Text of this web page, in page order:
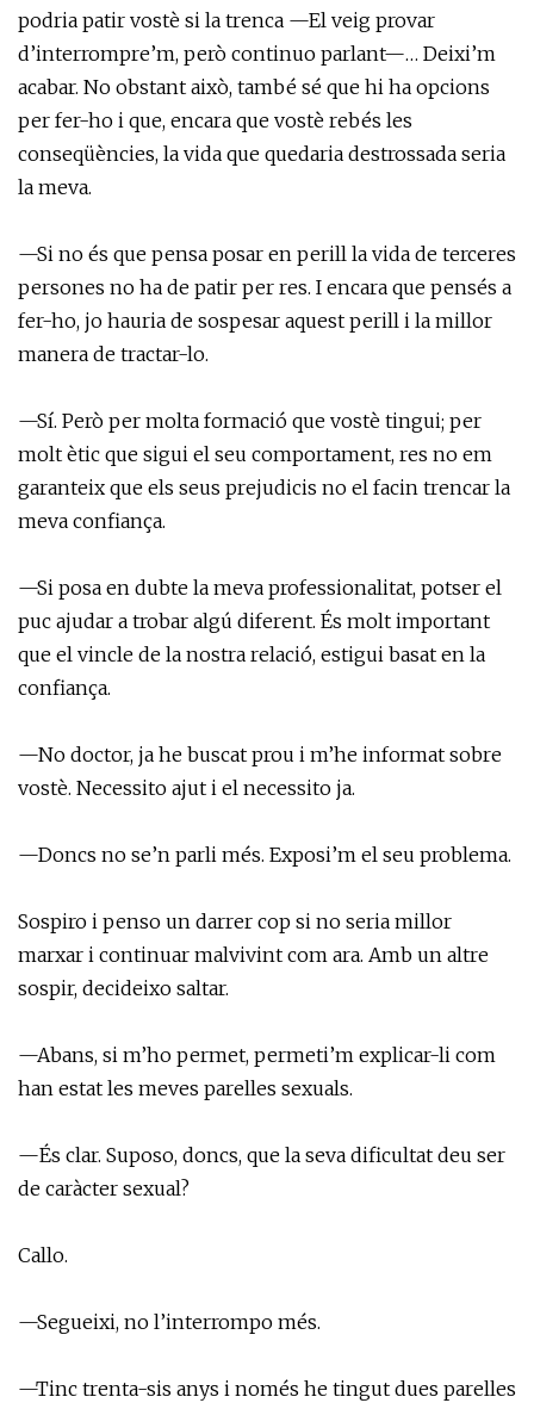
podria patir vostè si la trenca —El veig provar
d’interrompre’m, però continuo parlant—… Deixi’m
acabar. No obstant això, també sé que hi ha opcions
per fer-ho i que, encara que vostè rebés les
conseqüències, la vida que quedaria destrossada seria
la meva.
—Si no és que pensa posar en perill la vida de terceres
persones no ha de patir per res. I encara que pensés a
fer-ho, jo hauria de sospesar aquest perill i la millor
manera de tractar-lo.
—Sí. Però per molta formació que vostè tingui; per
molt ètic que sigui el seu comportament, res no em
garanteix que els seus prejudicis no el facin trencar la
meva confiança.
—Si posa en dubte la meva professionalitat, potser el
puc ajudar a trobar algú diferent. És molt important
que el vincle de la nostra relació, estigui basat en la
confiança.
—No doctor, ja he buscat prou i m’he informat sobre
vostè. Necessito ajut i el necessito ja.
—Doncs no se’n parli més. Exposi’m el seu problema.
Sospiro i penso un darrer cop si no seria millor
marxar i continuar malvivint com ara. Amb un altre
sospir, decideixo saltar.
—Abans, si m’ho permet, permeti’m explicar-li com
han estat les meves parelles sexuals.
—És clar. Suposo, doncs, que la seva dificultat deu ser
de caràcter sexual?
Callo.
—Segueixi, no l’interrompo més.
—Tinc trenta-sis anys i només he tingut dues parelles